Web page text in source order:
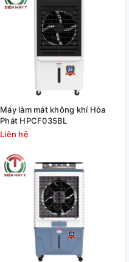
Máy làm mát không khí Hòa
Phát HPCF035BL
Liên hệ